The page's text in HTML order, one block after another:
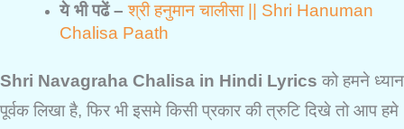
ये भी पढें –श्री हनुमान चालीसा || Shri Hanuman
Chalisa Paath
Shri Navagraha Chalisa in Hindi Lyrics को हमने ध्यान
पूर्वक लिखा है, फिर भी इसमे किसी प्रकार की त्रुटि दिखे तो आप हमे